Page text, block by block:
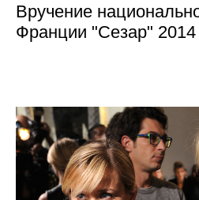
Вручение
Франции "Сезар" 2014